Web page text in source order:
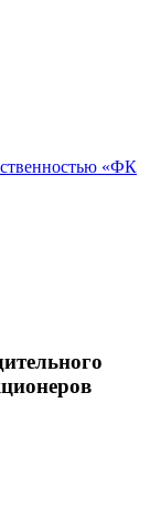
«ФК